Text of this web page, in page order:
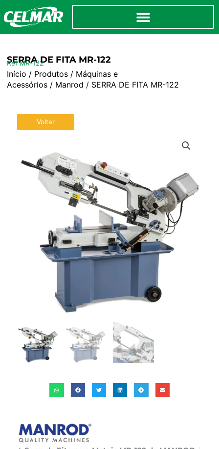
SERRA DE FITA MR-122
Ref MR-122
Início / Produtos/ Máquinas e
Acessórios/ Manrod / SERRA DE FITA MR-122
Voltar